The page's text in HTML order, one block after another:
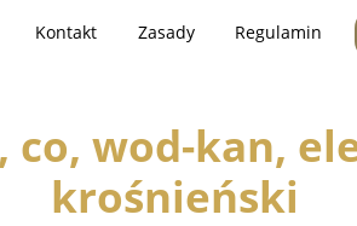
Kontakt Zasady Regulamin
co, wod-kan,
krośnieński